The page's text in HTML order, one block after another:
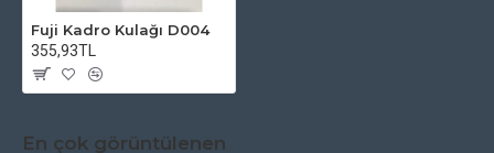
Fuji Kadro Kulağı D004
355,93TL
En çok görüntülenen